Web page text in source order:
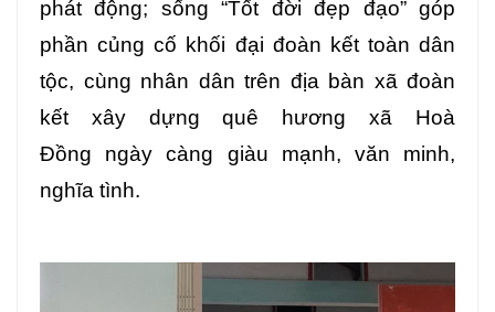
phát động; sống “Tốt đời đẹp đạo” góp
phần củng cố khối đại đoàn kết toàn dân
tộc, cùng nhân dân trên địa bàn xã đoàn
kết xây dựng quê hương xã Hoà
Đồng ngày càng giàu mạnh, văn minh,
nghĩa tình.